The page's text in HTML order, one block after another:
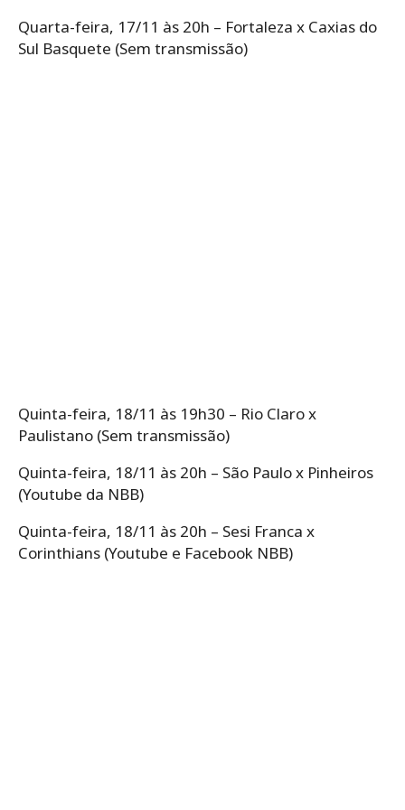
Quarta-feira, 17/11 às 20h – Fortaleza x Caxias do
Sul Basquete (Sem transmissão)
Quinta-feira, 18/11 às 19h30 – Rio Claro x
Paulistano (Sem transmissão)
Quinta-feira, 18/11 às 20h – São Paulo x Pinheiros
(Youtube da NBB)
Quinta-feira, 18/11 às 20h – Sesi Franca x
Corinthians (Youtube e Facebook NBB)